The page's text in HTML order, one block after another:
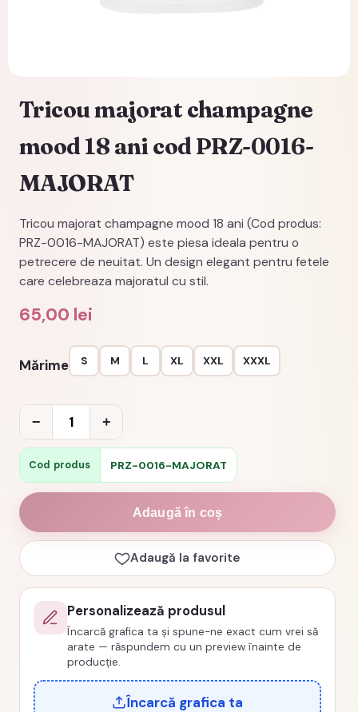
Tricou majorat champagne
mood 18 ani cod PRZ-0016-
MAJORAT
Tricou majorat champagne mood 18 ani (Cod produs:
PRZ-0016-MAJORAT) este piesa ideala pentru o
petrecere de neuitat. Un design elegant pentru fetele
care celebreaza majoratul cu stil.
65,00 lei
Mărime S M L XL XXL XXXL
−
Cantitate
Tricou
majorat
champagne
mood
18
ani
cod
PRZ-
0016-
MAJORAT
+
Cod produs PRZ-0016-MAJORAT
Adaugă în coș
Adaugă la favorite
Personalizează produsul
Încarcă grafica ta și spune-ne exact cum vrei să
arate — răspundem cu un preview înainte de
producție.
Încarcă grafica ta